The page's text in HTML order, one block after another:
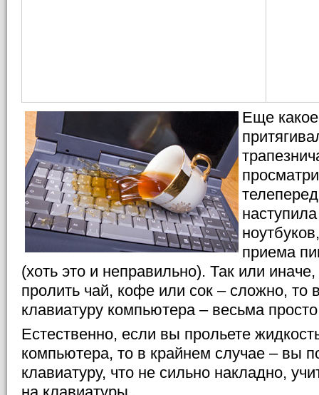
Еще
приема
(хоть это и неправильно). Так или
пролить чай, кофе или сок – сложно, то
клавиатуру компьютера – весьма
Естественно, если вы прольете
компьютера, то в крайнем случае – вы
клавиатуру, что не сильно накладно,